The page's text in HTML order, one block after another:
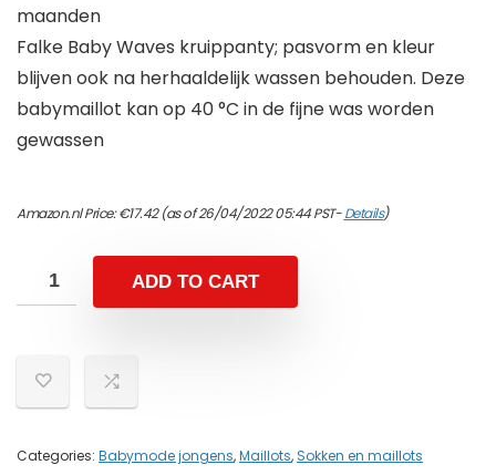
maanden
Falke Baby Waves kruippanty; pasvorm en kleur
blijven ook na herhaaldelijk wassen behouden. Deze
babymaillot kan op 40 °C in de fijne was worden
gewassen
Amazon.nl Price:€17.42(as of 26/04/2022 05:44 PST-Details)
ADD TO CART
Categories: Babymode jongens,Maillots, Sokken en maillots